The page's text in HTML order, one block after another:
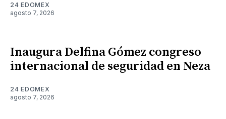
24 EDOMEX
agosto 7, 2026
Inaugura Delfina Gómez congreso
internacional de seguridad en Neza
24 EDOMEX
agosto 7, 2026